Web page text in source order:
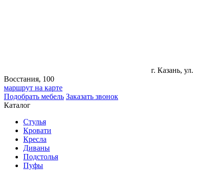
г. Казань, ул.
Восстания, 100
маршрут на карте
Подобрать мебель Заказать звонок
Каталог
Стулья
Кровати
Кресла
Диваны
Подстолья
Пуфы